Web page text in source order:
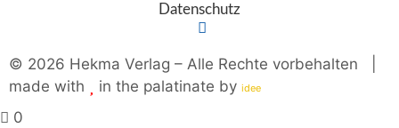
Datenschutz
© 2026 Hekma Verlag – Alle Rechte vorbehalten |
made with
in the palatinate by idee
0